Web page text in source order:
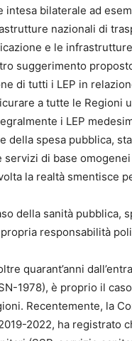
intesa bilaterale ad
nazionali di
e le
suggerimento
di tutti i LEP in
a tutte le Regioni
i LEP
della spesa pubblica,
servizi di base
la realtà smentisce
della sanità pubblica,
responsabilità
quarant’anni
1978), è proprio il
Recentemente, la
2022, ha registrato